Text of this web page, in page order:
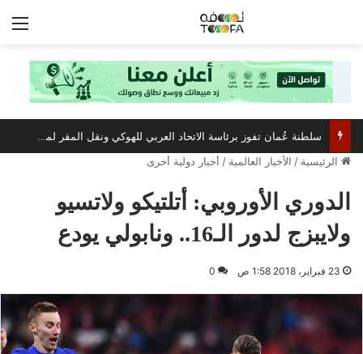
مركز عُمان للمؤتمرات والمعارض يستعد لاستضافة أبرز فعالية صيفية رياضية وترفيهية
الرئيسية / الأخبار العالمية / أخبار دولية أخرى
الدوري الأوروبي: أتلتيكو ولاتسيو
ولايبزج لدور الـ16.. ونابولي يودع
23 فبراير، 2018 1:58 ص 0